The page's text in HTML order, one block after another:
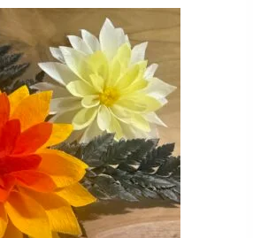
plusieurs
variations.
Les
options
peuvent
être
choisies
sur
la